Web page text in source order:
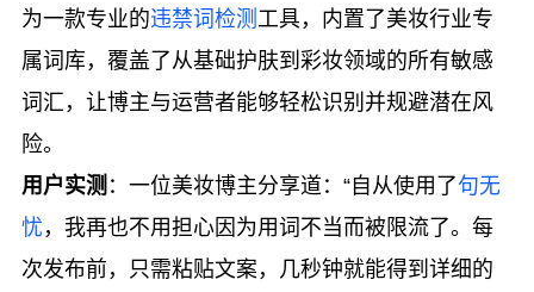
为一款专业的违禁词检测 工具，内置了美妆行业专
属词库，覆盖了从基础护肤到彩妆领域的所有敏感
词汇，让博主与运营者能够轻松识别并规避潜在风
险。
用户实测 ：一位美妆博主分享道：“自从使用了句无
忧 ，我再也不用担心因为用词不当而被限流了。每
次发布前，只需粘贴文案，几秒钟就能得到详细的